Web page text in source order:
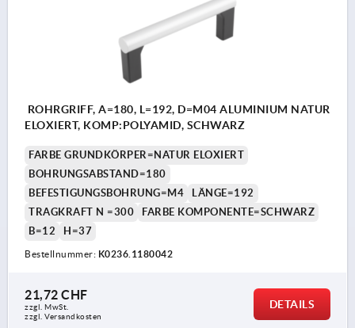
ROHRGRIFF, A=180, L=192, D=M04 ALUMINIUM NATUR
ELOXIERT, KOMP:POLYAMID, SCHWARZ
FARBE GRUNDKÖRPER=NATUR ELOXIERT
BOHRUNGSABSTAND=180
BEFESTIGUNGSBOHRUNG=M4
LÄNGE=192
TRAGKRAFT N =300
FARBE KOMPONENTE=SCHWARZ
B=12
H=37
Bestellnummer: K0236.1180042
21,72 CHF
zzgl. MwSt.
zzgl. Versandkosten
DETAILS